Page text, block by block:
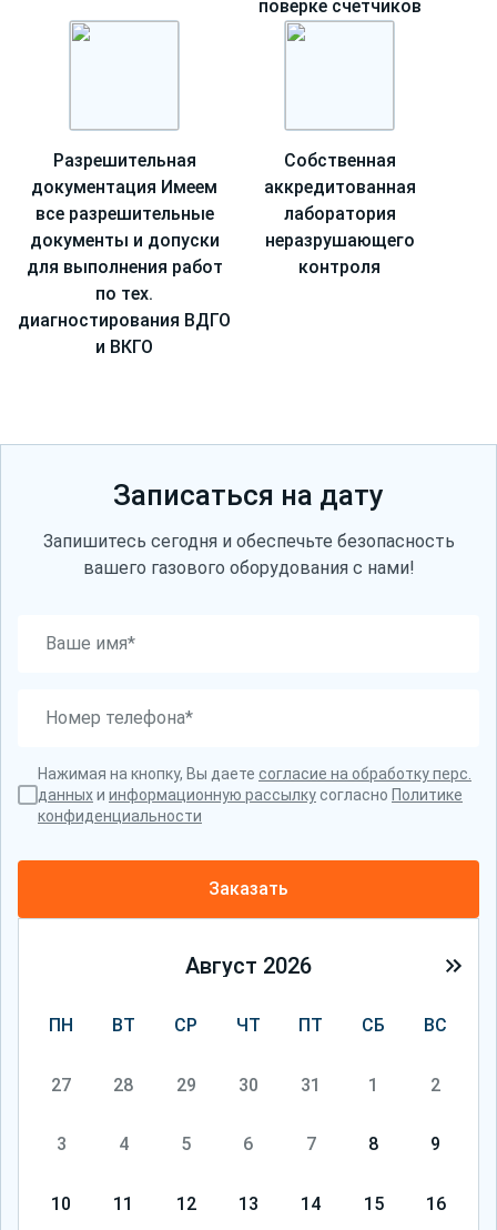
поверке счетчиков
Разрешительная
документация Имеем
все разрешительные
документы и допуски
для выполнения работ
по тех.
диагностирования ВДГО
и ВКГО
Собственная
аккредитованная
лаборатория
неразрушающего
контроля
Записаться на дату
Запишитесь сегодня и обеспечьте безопасность
вашего газового оборудования с нами!
Нажимая на кнопку, Вы даете согласие на обработку перс.
данныхи информационную рассылкусогласно Политике
конфиденциальности
Заказать
Август 2026
ПН ВТ СР ЧТ ПТ СБ ВС
27 28 29 30 31 1 2
3 4 5 6 7 8 9
10 11 12 13 14 15 16